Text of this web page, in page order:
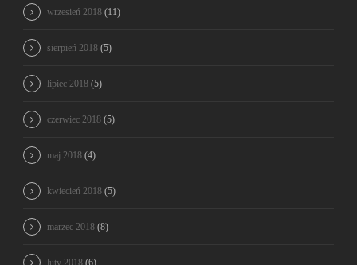
wrzesień 2018 (11)
sierpień 2018 (5)
lipiec 2018 (5)
czerwiec 2018 (5)
maj 2018 (4)
kwiecień 2018 (5)
marzec 2018 (8)
luty 2018 (6)